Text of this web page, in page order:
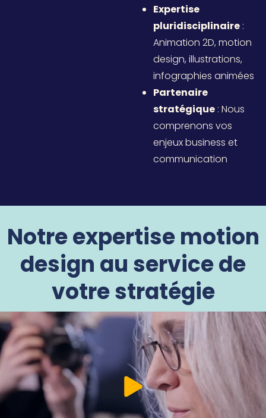
Expertise
pluridisciplinaire :
Animation 2D, motion
design, illustrations,
infographies animées
Partenaire
stratégique : Nous
comprenons vos
enjeux business et
communication
Notre expertise motion
design au service de
votre stratégie